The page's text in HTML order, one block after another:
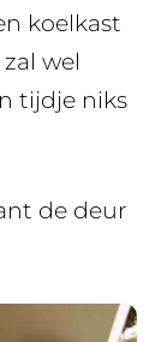
koelkast
wel
tijdje niks
de deur